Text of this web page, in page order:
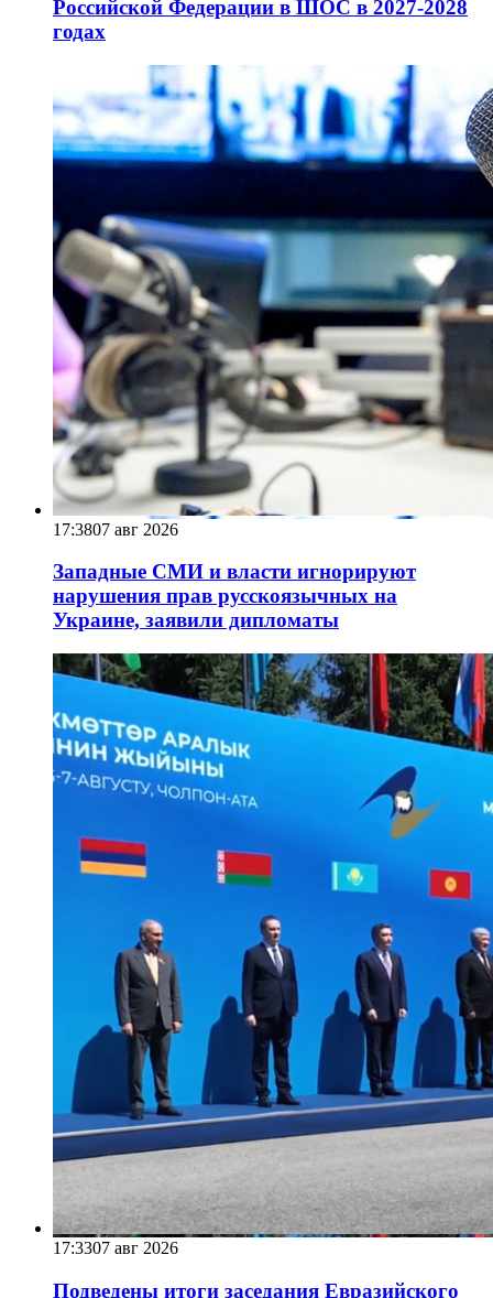
Российской Федерации в ШОС в 2027-2028
годах
17:3807 авг 2026
Западные СМИ и власти игнорируют
нарушения прав русскоязычных на
Украине, заявили дипломаты
17:3307 авг 2026
Подведены итоги заседания Евразийского